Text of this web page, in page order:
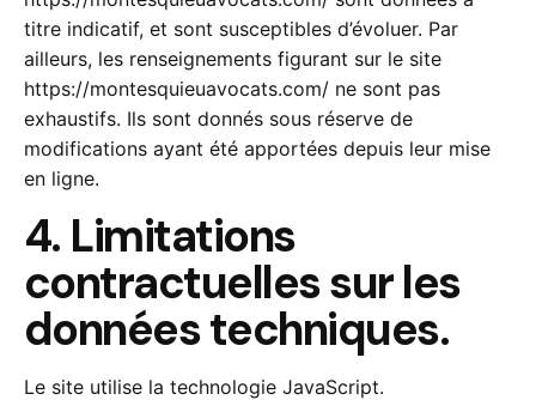
titre indicatif, et sont susceptibles d’évoluer. Par
ailleurs, les renseignements figurant sur le site
https://montesquieuavocats.com/ ne sont pas
exhaustifs. Ils sont donnés sous réserve de
modifications ayant été apportées depuis leur mise
en ligne.
4. Limitations
contractuelles sur les
données techniques.
Le site utilise la technologie JavaScript.